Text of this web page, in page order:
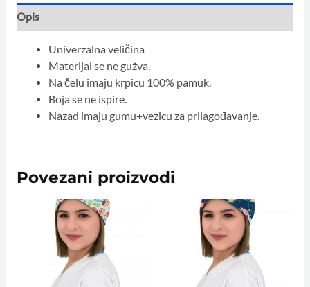
Opis
Univerzalna veličina
Materijal se ne gužva.
Na čelu imaju krpicu 100% pamuk.
Boja se ne ispire.
Nazad imaju gumu+vezicu za prilagođavanje.
Povezani proizvodi